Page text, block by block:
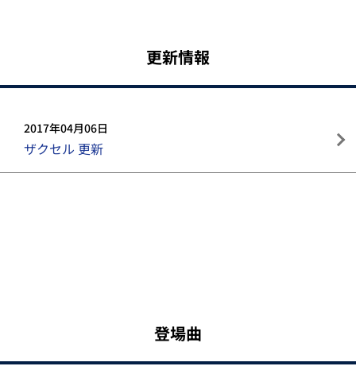
更新情報
2017年04月06日
ザクセル 更新
登場曲